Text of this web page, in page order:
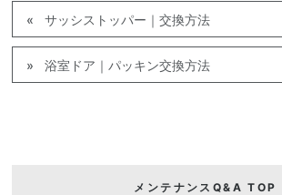
サッシストッパー｜交換方法
浴室ドア｜パッキン交換方法
メンテナンスQ&A TOP